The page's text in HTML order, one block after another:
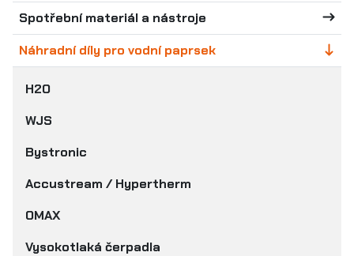
Spotřební materiál a nástroje
Náhradní díly pro vodní paprsek
H2O
WJS
Bystronic
Accustream / Hypertherm
OMAX
Vysokotlaká čerpadla